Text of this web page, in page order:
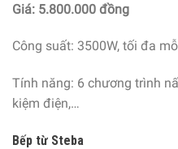
Giá: 5.800.000 đồng
Công suất: 3500W, tối đa
Tính năng: 6 chương trình
kiệm điện,…
Bếp từ Steba